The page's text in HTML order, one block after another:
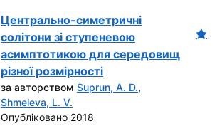
Центрально-симетричні
солітони зі ступеневою
асимптотикою для середовищ
різної розмірності
за авторством Suprun, A. D.,
Shmeleva, L. V.
Опубліковано 2018